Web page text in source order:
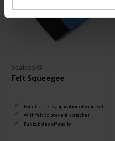
Scalasol®
Felt Squeegee
For effortless application of window film
With felt to prevent scratches
Rub bubbles off easily